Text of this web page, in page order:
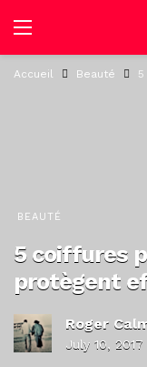
Accueil Beauté
BEAUTÉ
5 coiffures
protègent
Roger
July 10, 2017